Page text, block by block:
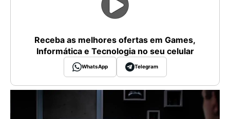
Receba as melhores ofertas em Games,
Informática e Tecnologia no seu celular
WhatsApp Telegram